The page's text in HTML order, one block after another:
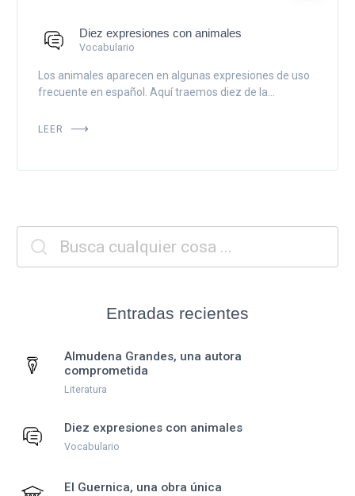
Diez expresiones con animales
Vocabulario
Los animales aparecen en algunas expresiones de uso
frecuente en español. Aquí traemos diez de la...
LEER
Entradas recientes
Almudena Grandes, una autora
comprometida
Literatura
Diez expresiones con animales
Vocabulario
El Guernica, una obra única